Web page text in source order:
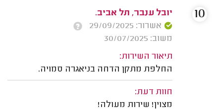
יובל ענבר, תל אביב.
אשרור: 29/09/2025
משוב: 30/07/2025
תיאור השירות:
החלפת מתקן הדחה בניאגרה סמויה.
חוות דעת:
מצוין! שירות מעולה!
10